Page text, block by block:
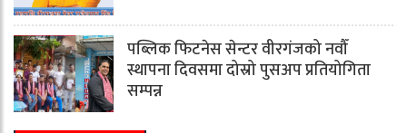
पब्लिक फिटनेस सेन्टर वीरगंजको नवौँ
स्थापना दिवसमा दोस्रो पुसअप प्रतियोगिता
सम्पन्न